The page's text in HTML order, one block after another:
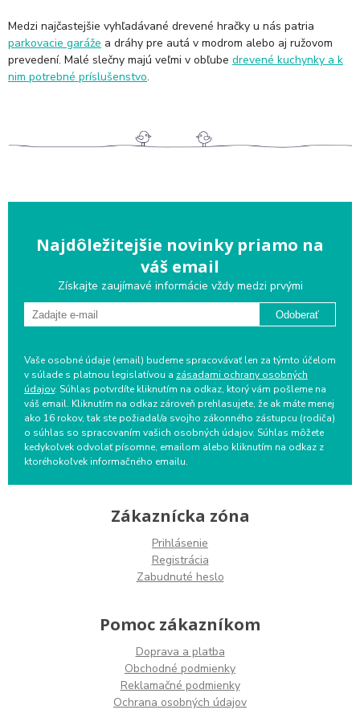
Medzi najčastejšie vyhľadávané drevené hračky u nás patria
parkovacie garáže a dráhy pre autá v modrom alebo aj ružovom
prevedení. Malé slečny majú veľmi v obľube drevené kuchynky a k
nim potrebné príslušenstvo.
Najdôležitejšie novinky priamo na
váš email
Získajte zaujímavé informácie vždy medzi prvými
Odoberať
Vaše osobné údaje (email) budeme spracovávať len za týmto účelom
v súlade s platnou legislatívou a zásadami ochrany osobných
údajov. Súhlas potvrdíte kliknutím na odkaz, ktorý vám pošleme na
váš email. Kliknutím na odkaz zároveň prehlasujete, že ak máte menej
ako 16 rokov, tak ste požiadal/a svojho zákonného zástupcu (rodiča)
o súhlas so spracovaním vašich osobných údajov. Súhlas môžete
kedykoľvek odvolať písomne, emailom alebo kliknutím na odkaz z
ktoréhokoľvek informačného emailu.
Zákaznícka zóna
Prihlásenie
Registrácia
Zabudnuté heslo
Pomoc zákazníkom
Doprava a platba
Obchodné podmienky
Reklamačné podmienky
Ochrana osobných údajov